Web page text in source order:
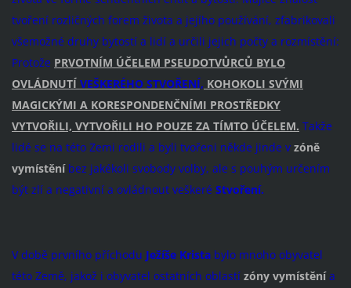
tvoření rozličných forem života a jejího používání, zfabrikovali
všemožné druhy bytostí a lidí a určili jejich počty a rozmístění:
Protože PRVOTNÍM ÚČELEM PSEUDOTVŮRCŮ BYLO
OVLÁDNUTÍ VEŠKERÉHO STVOŘENÍ, KOHOKOLI SVÝMI
MAGICKÝMI A KORESPONDENČNÍMI PROSTŘEDKY
VYTVOŘILI, VYTVOŘILI HO POUZE ZA TÍMTO ÚČELEM. Takže
lidé se na této Zemi rodili a byli tvořeni někde jinde v zóně
vymístěníbez jakékoli svobody volby, ale s pouhým určením
být zlí a negativní a ovládnout veškeré Stvoření.
V době prvního příchodu Ježíše Kristabylo mnoho obyvatel
této Země, jakož i obyvatel ostatních oblastí zóny vymístěnía